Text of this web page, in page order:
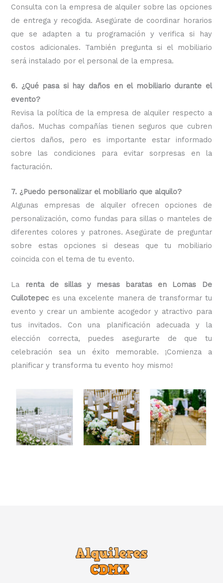
Consulta con la empresa de alquiler sobre las opciones
de entrega y recogida. Asegúrate de coordinar horarios
que se adapten a tu programación y verifica si hay
costos adicionales. También pregunta si el mobiliario
será instalado por el personal de la empresa.
6. ¿Qué pasa si hay daños en el mobiliario durante el
evento?
Revisa la política de la empresa de alquiler respecto a
daños. Muchas compañías tienen seguros que cubren
ciertos daños, pero es importante estar informado
sobre las condiciones para evitar sorpresas en la
facturación.
7. ¿Puedo personalizar el mobiliario que alquilo?
Algunas empresas de alquiler ofrecen opciones de
personalización, como fundas para sillas o manteles de
diferentes colores y patrones. Asegúrate de preguntar
sobre estas opciones si deseas que tu mobiliario
coincida con el tema de tu evento.
La
renta de sillas y mesas baratas en Lomas De
Cuilotepec es una excelente manera de transformar tu
evento y crear un ambiente acogedor y atractivo para
tus invitados. Con una planificación adecuada y la
elección correcta, puedes asegurarte de que tu
celebración sea un éxito memorable. ¡Comienza a
planificar y transforma tu evento hoy mismo!